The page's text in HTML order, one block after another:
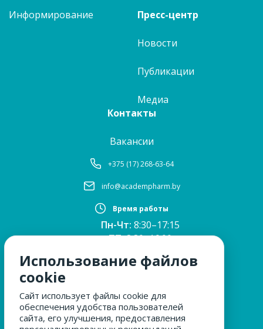
Информирование Пресс-центр
Новости
Публикации
Медиа
Контакты
Вакансии
+375 (17) 268-63-64
info@academpharm.by
Время работы
Пн-Чт: 8:30–17:15
ПТ:8:30–16:00
12:30–13:00
Сб, Вс:выходные
МЫ ЗА БЕЗОПАСНОСТЬ
Использование файлов
cookie
Сайт использует файлы cookie для
обеспечения удобства пользователей
сайта, его улучшения, предоставления